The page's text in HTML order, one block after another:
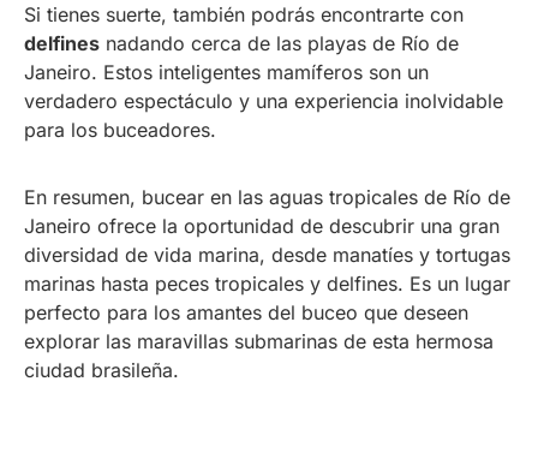
Si tienes suerte, también podrás encontrarte con
delfines nadando cerca de las playas de Río de
Janeiro. Estos inteligentes mamíferos son un
verdadero espectáculo y una experiencia inolvidable
para los buceadores.
En resumen, bucear en las aguas tropicales de Río de
Janeiro ofrece la oportunidad de descubrir una gran
diversidad de vida marina, desde manatíes y tortugas
marinas hasta peces tropicales y delfines. Es un lugar
perfecto para los amantes del buceo que deseen
explorar las maravillas submarinas de esta hermosa
ciudad brasileña.